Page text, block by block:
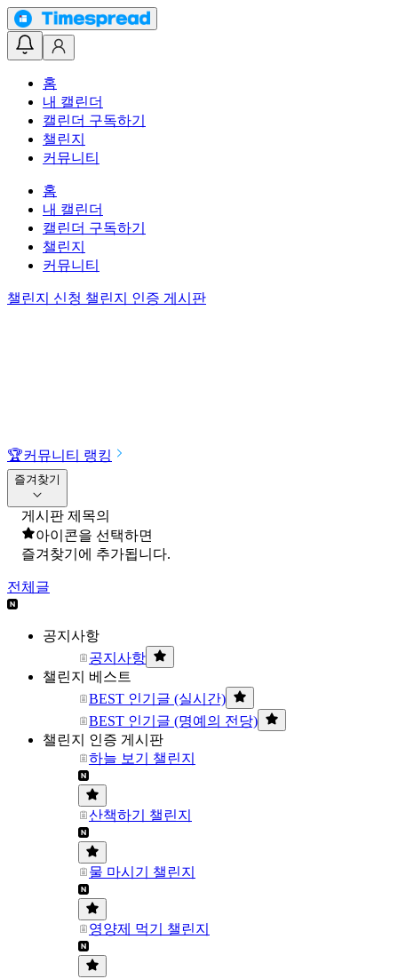
홈
내 캘린더
캘린더 구독하기
챌린지
커뮤니티
홈
내 캘린더
캘린더 구독하기
챌린지
커뮤니티
챌린지 신청 챌린지 인증 게시판
🏆커뮤니티 랭킹
즐겨찾기
게시판 제목의
아이콘을 선택하면
즐겨찾기에 추가됩니다.
전체글
공지사항
공지사항
챌린지 베스트
BEST 인기글 (실시간)
BEST 인기글 (명예의 전당)
챌린지 인증 게시판
하늘 보기 챌린지
산책하기 챌린지
물 마시기 챌린지
영양제 먹기 챌린지